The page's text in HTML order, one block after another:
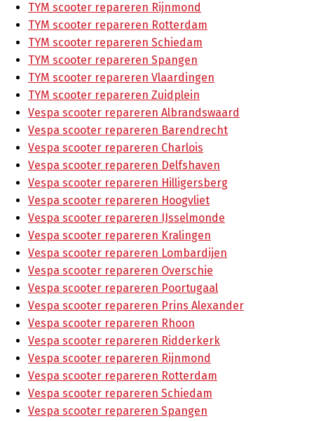
TYM scooter repareren Rijnmond
TYM scooter repareren Rotterdam
TYM scooter repareren Schiedam
TYM scooter repareren Spangen
TYM scooter repareren Vlaardingen
TYM scooter repareren Zuidplein
Vespa scooter repareren Albrandswaard
Vespa scooter repareren Barendrecht
Vespa scooter repareren Charlois
Vespa scooter repareren Delfshaven
Vespa scooter repareren Hilligersberg
Vespa scooter repareren Hoogvliet
Vespa scooter repareren IJsselmonde
Vespa scooter repareren Kralingen
Vespa scooter repareren Lombardijen
Vespa scooter repareren Overschie
Vespa scooter repareren Poortugaal
Vespa scooter repareren Prins Alexander
Vespa scooter repareren Rhoon
Vespa scooter repareren Ridderkerk
Vespa scooter repareren Rijnmond
Vespa scooter repareren Rotterdam
Vespa scooter repareren Schiedam
Vespa scooter repareren Spangen